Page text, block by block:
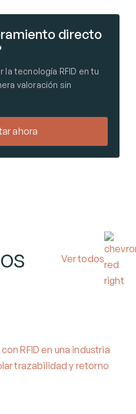
directo
tecnología RFID en tu
valoración sin
ahora
Ver todos